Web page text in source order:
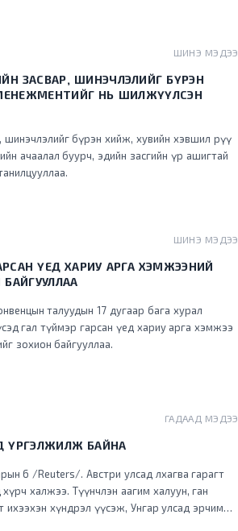
ШИНЭ МЭДЭЭ
ЗАСВАР, ШИНЭЧЛЭЛИЙГ БҮРЭН
НЬ ШИЛЖҮҮЛСЭН
шинэчлэлийг бүрэн хийж, хувийн хэвшил рүү
ачаалал буурч, эдийн засгийн үр ашигтай
ШИНЭ МЭДЭЭ
ҮЕД ХАРИУ АРГА ХЭМЖЭЭНИЙ
талуудын 17 дугаар бага хурал
гал түймэр гарсан үед хариу арга хэмжээ
зохион байгууллаа.
ГАДААД МЭДЭЭ
ҮРГЭЛЖИЛЖ БАЙНА
6 /Reuters/. Австри улсад лхагва гарагт
халжээ. Түүнчлэн аагим халуун, ган
ихээхэн хүндрэл үүсэж, Унгар улсад эрчим